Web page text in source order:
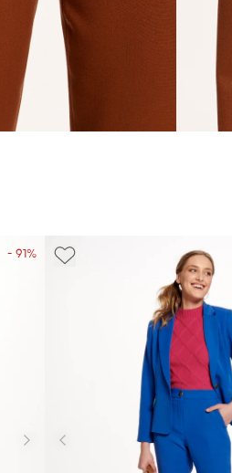
- 91%